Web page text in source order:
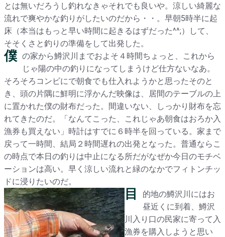
とは無いだろうし釣れなきゃそれでも良いや。涼しい綺麗な
流れで爽やかな釣りがしたいのだから・・。早朝5時半に起
床（本当はもっと早い時間に起きるはずだった^^;）して、
そそくさと釣りの準備をして出発した。
僕 の家から鱒沢川までおよそ４時間ちょっと、これから
じゃ陽の中の釣りになってしまうけど仕方ないなあ。
そろそろコンビにで朝食でも仕入れようかと思ったそのと
き、頭の片隅に鮮明に浮かんだ映像は、居間のテーブルの上
に置かれた僕の財布だった。間違いない、しっかり財布を忘
れてきたのだ。「なんてこった、これじゃあ朝食はおろか入
漁券も買えない」時計はすでに６時半を回っている。家まで
戻って一時間、結局２時間遅れの出発となった。普通ならこ
の時点で本日の釣りは中止になる所だがなぜか今日のモチベ
ーションは高い。早く涼しい流れと緑のなかでフィトンチッ
ドに浸りたいのだ。
目
的地の鱒沢川にはお
昼近くに到着、鱒沢
川入り口の民家に寄って入
漁券を購入しようと思い